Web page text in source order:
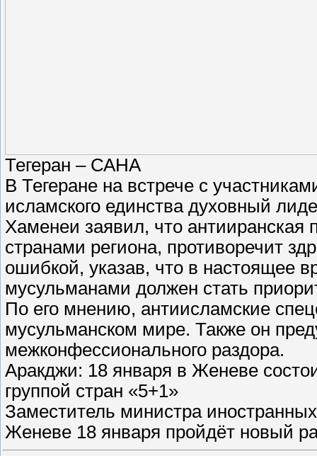
Тегеран – САНА
В Тегеране на встрече с
исламского единства духовный
Хаменеи заявил, что антииранская
странами региона, противоречит
ошибкой, указав, что в настоящее
мусульманами должен стать
По его мнению, антиисламские
мусульманском мире. Также он
межконфессионального раздора.
Аракджи: 18 января в Женеве
группой стран «5+1»
Заместитель министра
Женеве 18 января пройдёт новый